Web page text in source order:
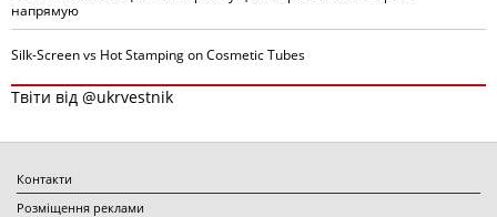
напрямую
Silk-Screen vs Hot Stamping on Cosmetic Tubes
Твіти від @ukrvestnik
Контакти
Розміщення реклами